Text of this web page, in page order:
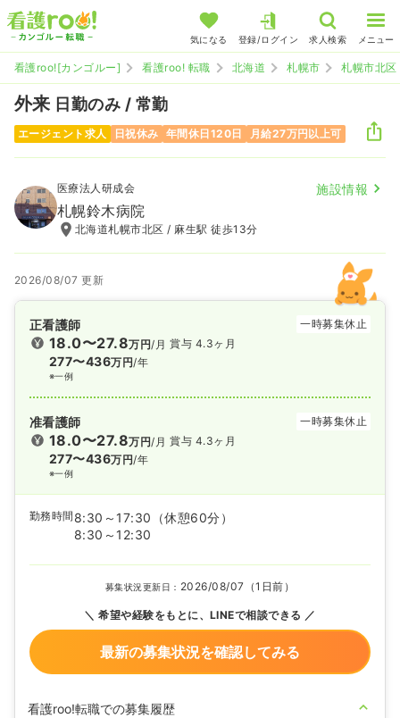
気になる 登録/ログイン 求人検索 メニュー
看護roo![カンゴルー] 看護roo! 転職 北海道 札幌市 札幌市北区
外来 日勤のみ / 常勤
エージェント求人 日祝休み 年間休日120日 月給27万円以上可
医療法人研成会 施設情報
札幌鈴木病院
北海道札幌市北区 / 麻生駅 徒歩13分
2026/08/07 更新
正看護師 一時募集休止
18.0〜27.8万円/月
277〜436万円/年
※一例
賞与 4.3ヶ月
准看護師 一時募集休止
18.0〜27.8万円/月
277〜436万円/年
※一例
賞与 4.3ヶ月
勤務時間 8:30～17:30
（休憩60分）
8:30～12:30
募集状況更新日： 2026/08/07（1日前）
希望や経験をもとに、LINEで相談できる
最新の募集状況を確認してみる
看護roo!転職での募集履歴